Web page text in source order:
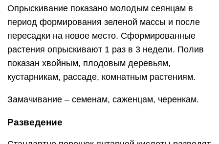
Опрыскивание показано молодым сеянцам в
период формирования зеленой массы и после
пересадки на новое место. Сформированные
растения опрыскивают 1 раз в 3 недели. Полив
показан хвойным, плодовым деревьям,
кустарникам, рассаде, комнатным растениям.
Замачивание – семенам, саженцам, черенкам.
Разведение